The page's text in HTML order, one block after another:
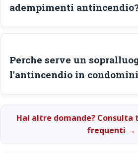
adempimenti
Perche serve un
l'antincendio in
Hai altre domande?
frequenti →